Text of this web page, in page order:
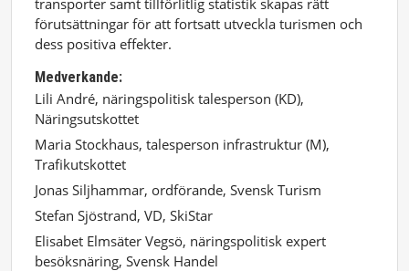
transporter samt tillförlitlig statistik skapas rätt
förutsättningar för att fortsatt utveckla turismen och
dess positiva effekter.
Medverkande:
Lili André, näringspolitisk talesperson (KD),
Näringsutskottet
Maria Stockhaus, talesperson infrastruktur (M),
Trafikutskottet
Jonas Siljhammar, ordförande, Svensk Turism
Stefan Sjöstrand, VD, SkiStar
Elisabet Elmsäter Vegsö, näringspolitisk expert
besöksnäring, Svensk Handel